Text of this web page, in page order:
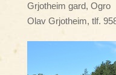
Grjotheim gard, Ogro
Olav Grjotheim, tlf.